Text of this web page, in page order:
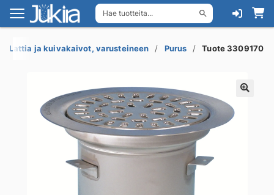
Hae tuotteita...
Siirry
navigointiin
Siirry
sisältöön
Lattia ja kuivakaivot, varusteineen Purus Tuote 3309170